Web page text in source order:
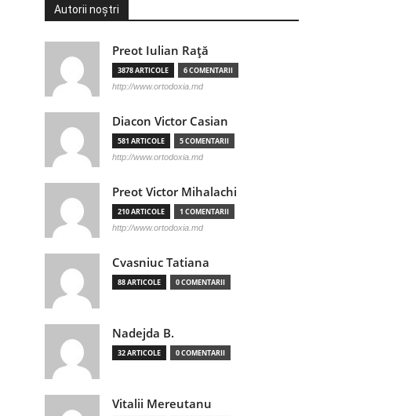
Autorii noștri
Preot Iulian Raţă
3878 ARTICOLE 6 COMENTARII
http://www.ortodoxia.md
Diacon Victor Casian
581 ARTICOLE 5 COMENTARII
http://www.ortodoxia.md
Preot Victor Mihalachi
210 ARTICOLE 1 COMENTARII
http://www.ortodoxia.md
Cvasniuc Tatiana
88 ARTICOLE 0 COMENTARII
Nadejda B.
32 ARTICOLE 0 COMENTARII
Vitalii Mereutanu